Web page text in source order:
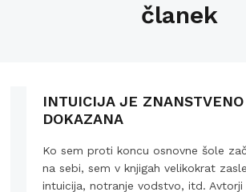
članek
INTUICIJA JE ZNANSTVENO
DOKAZANA
Ko sem proti koncu osnovne šole
na sebi, sem v knjigah velikokrat
intuicija, notranje vodstvo, itd. Avtorji